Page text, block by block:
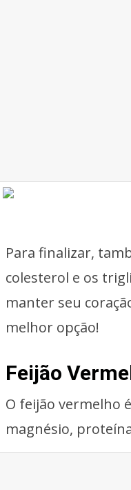
Para finalizar,
colesterol e os
manter seu
melhor opção!
Feijão
O feijão vermelho
magnésio,